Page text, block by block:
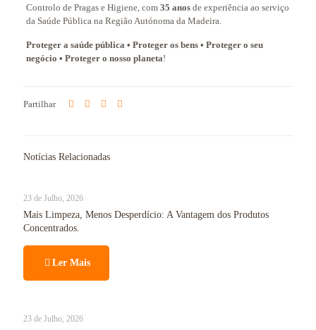
Controlo de Pragas e Higiene, com 35 anosde experiência ao serviço
da Saúde Pública na Região Autónoma da Madeira.
Proteger a saúde pública • Proteger os bens • Proteger o seu
negócio • Proteger o nosso planeta!
Partilhar
Notícias Relacionadas
23 de Julho, 2026
Mais Limpeza, Menos Desperdício: A Vantagem dos Produtos
Concentrados.
Ler Mais
23 de Julho, 2026